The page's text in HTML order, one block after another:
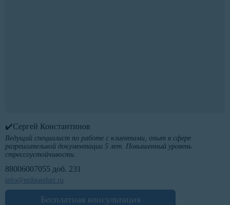
✔️Сергей Константинов
Ведущий специалист по работе с клиентами, опыт в сфере
разрешительной документации 5 лет. Повышенный уровень
стрессоустойчивости.
88006007055 доб. 231
info@ntdstandart.ru
Бесплатная консультация